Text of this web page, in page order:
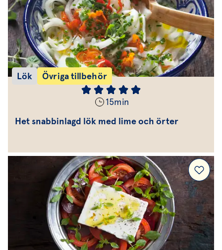
Lök Övriga tillbehör
15min
Het snabbinlagd lök med lime och örter